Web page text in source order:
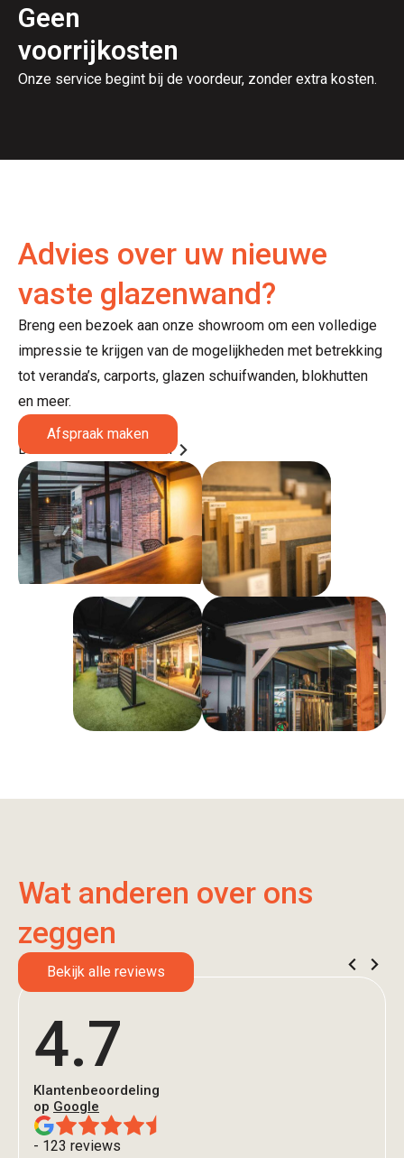
Geen
voorrijkosten
Onze service begint bij de voordeur, zonder extra kosten.
Advies over uw nieuwe
vaste glazenwand?
Breng een bezoek aan onze showroom om een volledige
impressie te krijgen van de mogelijkheden met betrekking
tot veranda’s, carports, glazen schuifwanden, blokhutten
en meer.
Afspraak maken
Bezoek onze showroom
Wat anderen over ons
zeggen
Bekijk alle reviews
4.7
Klantenbeoordeling
op Google
- 123 reviews